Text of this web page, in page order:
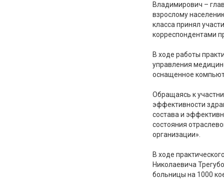
Владимирович –
взрослому
класса принял
корреспондентами
В ходе работы
управления
оснащенное
Обращаясь к
эффективности
состава и
состояния
организации».
В ходе
Николаевича
больницы на 1000